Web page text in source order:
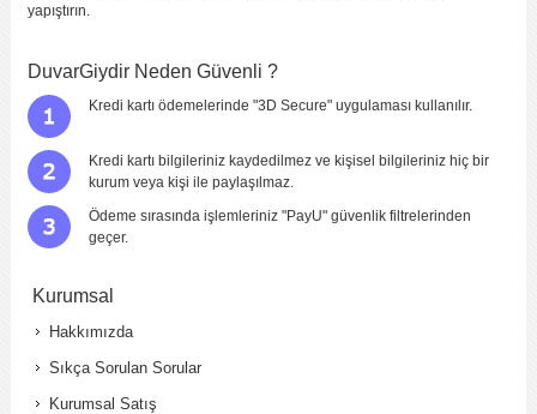
yapıştırın.
DuvarGiydir Neden Güvenli ?
Kredi kartı ödemelerinde "3D Secure" uygulaması kullanılır.
Kredi kartı bilgileriniz kaydedilmez ve kişisel bilgileriniz hiç bir
kurum veya kişi ile paylaşılmaz.
Ödeme sırasında işlemleriniz "PayU" güvenlik filtrelerinden
geçer.
Kurumsal
Hakkımızda
Sıkça Sorulan Sorular
Kurumsal Satış